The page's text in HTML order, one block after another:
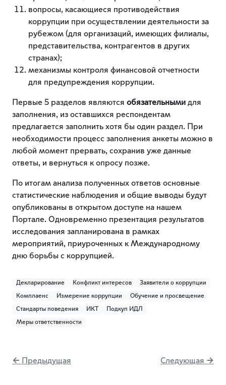
вопросы, касающиеся противодействия
коррупции при осуществлении деятельности за
рубежом (для организаций, имеющих филиалы,
представительства, контрагентов в других
странах);
механизмы контроля финансовой отчетности
для предупреждения коррупции.
Первые 5 разделов являются обязательными для
заполнения, из оставшихся респондентам
предлагается заполнить хотя бы один раздел. При
необходимости процесс заполнения анкеты можно в
любой момент прервать, сохранив уже данные
ответы, и вернуться к опросу позже.
По итогам анализа полученных ответов основные
статистические наблюдения и общие выводы будут
опубликованы в открытом доступе на нашем
Портале. Одновременно презентация результатов
исследования запланирована в рамках
мероприятий, приуроченных к Международному
дню борьбы с коррупцией.
Декларирование Конфликт интересов Заявители о коррупции
Комплаенс Измерение коррупции Обучение и просвещение
Стандарты поведения ИКТ Подкуп ИДЛ
Меры ответственности
← Предыдущая Следующая →